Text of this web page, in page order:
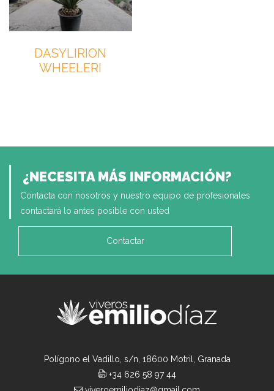
DASYLIRION
WHEELERI
¿NECESITA MÁS INFORMACIÓN?
Contacta con nosotros y nuestro equipo de profesionales
contactará lo antes posible con usted
Contactar
Polígono el Vadillo, s/n, 18600 Motril, Granada
+34 626 58 97 44